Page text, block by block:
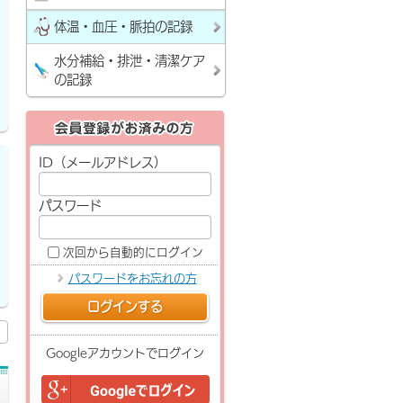
体温・血圧・脈拍の記録
水分補給・排泄・清潔ケア
の記録
ID（メールアドレス）
パスワード
次回から自動的にログイン
パスワードをお忘れの方
ログインする
Googleアカウントでログイン